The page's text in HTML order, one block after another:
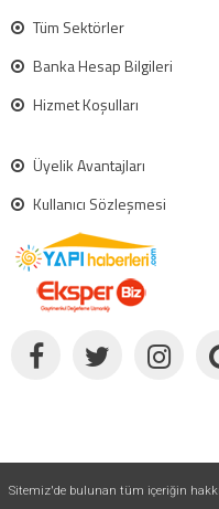
Tüm Sektörler
Banka Hesap Bilgileri
Hizmet Koşulları
Üyelik Avantajları
Kullanıcı Sözleşmesi
Sitemiz'de bulunan tüm içeriğin hakkı